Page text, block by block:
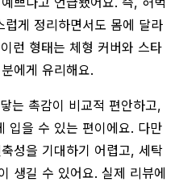
게 정리하면서도 몸에 달라
런 형태는 체형 커버와 스타
에게 유리해요.
는 촉감이 비교적 편안하고,
입을 수 있는 편이에요. 다만
성을 기대하기 어렵고, 세탁
생길 수 있어요. 실제 리뷰에